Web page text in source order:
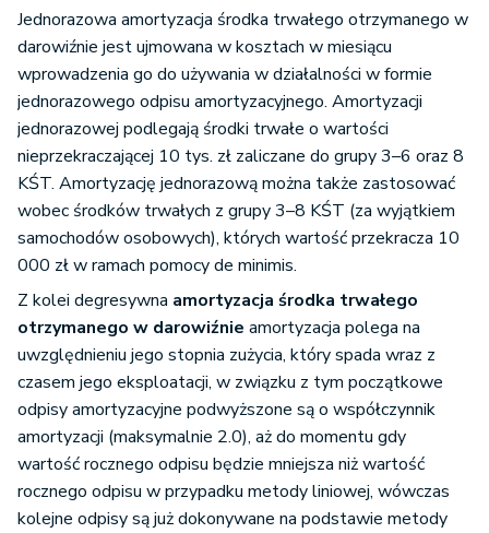
Jednorazowa amortyzacja środka trwałego otrzymanego w
darowiźnie jest ujmowana w kosztach w miesiącu
wprowadzenia go do używania w działalności w formie
jednorazowego odpisu amortyzacyjnego. Amortyzacji
jednorazowej podlegają środki trwałe o wartości
nieprzekraczającej 10 tys. zł zaliczane do grupy 3–6 oraz 8
KŚT. Amortyzację jednorazową można także zastosować
wobec środków trwałych z grupy 3–8 KŚT (za wyjątkiem
samochodów osobowych), których wartość przekracza 10
000 zł w ramach pomocy de minimis.
Z kolei degresywna amortyzacja środka trwałego
otrzymanego w darowiźnie amortyzacja polega na
uwzględnieniu jego stopnia zużycia, który spada wraz z
czasem jego eksploatacji, w związku z tym początkowe
odpisy amortyzacyjne podwyższone są o współczynnik
amortyzacji (maksymalnie 2.0), aż do momentu gdy
wartość rocznego odpisu będzie mniejsza niż wartość
rocznego odpisu w przypadku metody liniowej, wówczas
kolejne odpisy są już dokonywane na podstawie metody